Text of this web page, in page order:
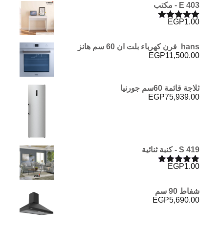
E 403 - مكتب
تم التقييم
EGP1.00
hans فرن كهرباء بلت ان 60 سم هانز
EGP11,500.00
ثلاجة قائمة 60سم جورنيا
EGP75,939.00
S 419 - كنبة ثنائية
تم التقييم
EGP1.00
شفاط 90 سم
EGP5,690.00